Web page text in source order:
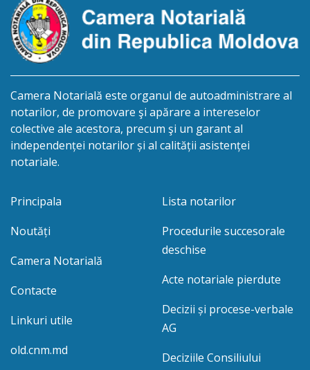
Camera Notarială este organul de autoadministrare al
notarilor, de promovare şi apărare a intereselor
colective ale acestora, precum şi un garant al
independenței notarilor și al calității asistenței
notariale.
Principala
Noutăți
Camera Notarială
Contacte
Linkuri utile
old.cnm.md
Lista notarilor
Procedurile succesorale
deschise
Acte notariale pierdute
Decizii și procese-verbale
AG
Deciziile Consiliului